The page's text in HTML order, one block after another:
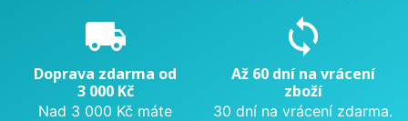
local_shipping
Doprava zdarma od
3 000 Kč
Nad 3 000 Kč máte
sync
Až 60 dní na vrácení
zboží
30 dní na vrácení zdarma.